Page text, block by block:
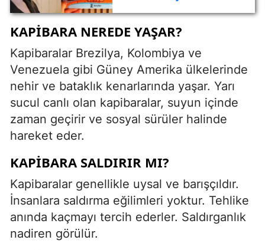
KAPIBARA NEREDE YAŞAR?
Kapibaralar Brezilya, Kolombiya ve
Venezuela gibi Güney Amerika ülkelerinde
nehir ve bataklık kenarlarında yaşar. Yarı
sucul canlı olan kapibaralar, suyun içinde
zaman geçirir ve sosyal sürüler halinde
hareket eder.
KAPIBARA SALDIRIR MI?
Kapibaralar genellikle uysal ve barışçıldır.
İnsanlara saldırma eğilimleri yoktur. Tehlike
anında kaçmayı tercih ederler. Saldırganlık
nadiren görülür.